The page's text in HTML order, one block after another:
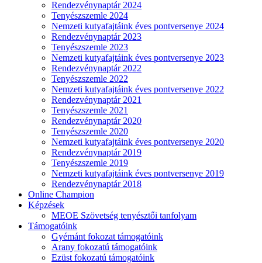
Rendezvénynaptár 2024
Tenyészszemle 2024
Nemzeti kutyafajtáink éves pontversenye 2024
Rendezvénynaptár 2023
Tenyészszemle 2023
Nemzeti kutyafajtáink éves pontversenye 2023
Rendezvénynaptár 2022
Tenyészszemle 2022
Nemzeti kutyafajtáink éves pontversenye 2022
Rendezvénynaptár 2021
Tenyészszemle 2021
Rendezvénynaptár 2020
Tenyészszemle 2020
Nemzeti kutyafajtáink éves pontversenye 2020
Rendezvénynaptár 2019
Tenyészszemle 2019
Nemzeti kutyafajtáink éves pontversenye 2019
Rendezvénynaptár 2018
Online Champion
Képzések
MEOE Szövetség tenyésztői tanfolyam
Támogatóink
Gyémánt fokozat támogatóink
Arany fokozatú támogatóink
Ezüst fokozatú támogatóink